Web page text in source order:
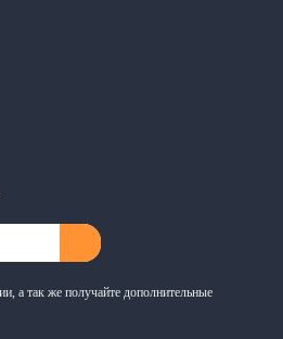
а так же получайте дополнительные